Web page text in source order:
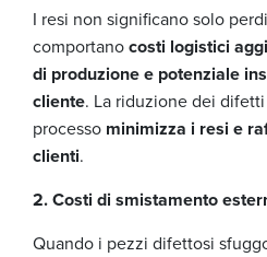
I resi non significano solo
comportanocosti logistici
di produzione e potenziale
cliente. La riduzione dei
processo minimizza i resi e
clienti.
2. Costi di smistamento
Quando i pezzi difettosi